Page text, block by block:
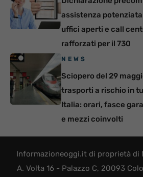
assistenza
uffici aperti e call
rafforzati per il 730
NEWS
Sciopero del 29
trasporti a rischio in
Italia: orari, fasce
e mezzi coinvolti
Informazioneoggi.it di proprietà di
A. Volta 16 - Palazzo C, 20093